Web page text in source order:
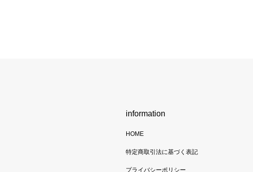
information
HOME
特定商取引法に基づく表記
プライバシーポリシー